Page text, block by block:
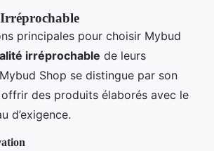
principales pour choisir Mybud
irréprochable de leurs
Shop se distingue par son
des produits élaborés avec le
d’exigence.